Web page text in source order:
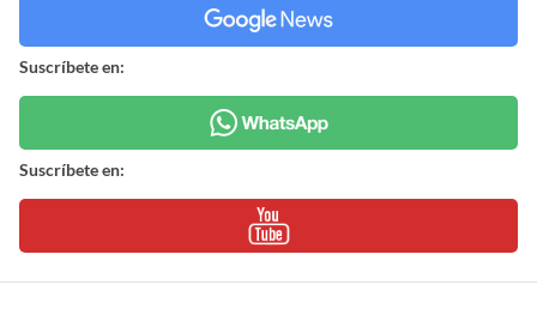
Suscríbete en:
Suscríbete en: